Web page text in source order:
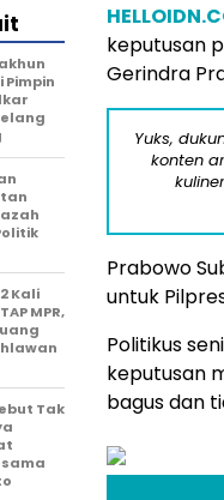
keputusan
Gerindra
Yuks,
konten
Prabowo
untuk
Politikus
keputusan
bagus dan
Kali
MPR,
Tak